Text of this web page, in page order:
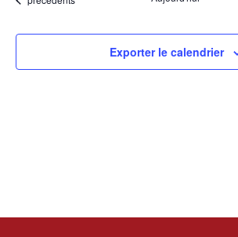
Exporter le calendrier